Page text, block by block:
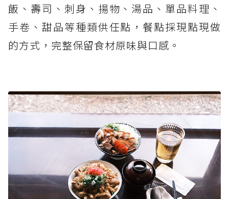
飯、壽司、刺身、揚物、湯品、單品料理、
手卷、甜品等種類供任點，餐點採現點現做
的方式，完整保留食材原味與口感。